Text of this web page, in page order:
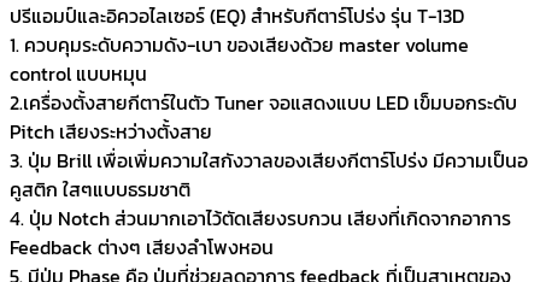
ปรีแอมป์และอิควอไลเซอร์ (EQ) สำหรับกีตาร์โปร่ง รุ่น T-13D
1. ควบคุมระดับความดัง-เบา ของเสียงด้วย master volume
control แบบหมุน
2.เครื่องตั้งสายกีตาร์ในตัว Tuner จอแสดงแบบ LED เข็มบอกระดับ
Pitch เสียงระหว่างตั้งสาย
3. ปุ่ม Brill เพื่อเพิ่มความใสกังวาลของเสียงกีตาร์โปร่ง มีความเป็นอ
คูสติก ใสๆแบบธรมชาติ
4. ปุ่ม Notch ส่วนมากเอาไว้ตัดเสียงรบกวน เสียงที่เกิดจากอาการ
Feedback ต่างๆ เสียงลำโพงหอน
5. มีปุ่ม Phase คือ ปุ่มที่ช่วยลดอาการ feedback ที่เป็นสาเหตุของ